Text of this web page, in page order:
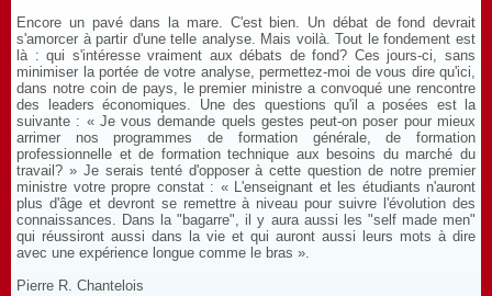
Encore un pavé dans la mare. C'est bien. Un débat de fond devrait
s'amorcer à partir d'une telle analyse. Mais voilà. Tout le fondement est
là : qui s'intéresse vraiment aux débats de fond? Ces jours-ci, sans
minimiser la portée de votre analyse, permettez-moi de vous dire qu'ici,
dans notre coin de pays, le premier ministre a convoqué une rencontre
des leaders économiques. Une des questions qu'il a posées est la
suivante : « Je vous demande quels gestes peut-on poser pour mieux
arrimer nos programmes de formation générale, de formation
professionnelle et de formation technique aux besoins du marché du
travail? » Je serais tenté d'opposer à cette question de notre premier
ministre votre propre constat : « L'enseignant et les étudiants n'auront
plus d'âge et devront se remettre à niveau pour suivre l'évolution des
connaissances. Dans la "bagarre", il y aura aussi les "self made men"
qui réussiront aussi dans la vie et qui auront aussi leurs mots à dire
avec une expérience longue comme le bras ».
Pierre R. Chantelois